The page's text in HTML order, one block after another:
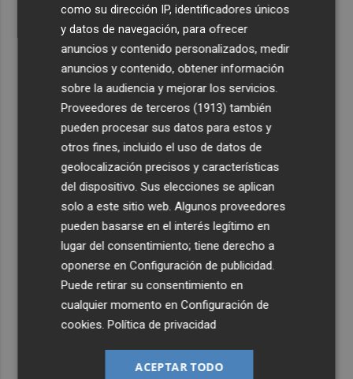
como su dirección IP, identificadores únicos
y datos de navegación, para ofrecer
anuncios y contenido personalizados, medir
anuncios y contenido, obtener información
sobre la audiencia y mejorar los servicios.
Proveedores de terceros (1913) también
pueden procesar sus datos para estos y
otros fines, incluido el uso de datos de
geolocalización precisos y características
del dispositivo. Sus elecciones se aplican
solo a este sitio web. Algunos proveedores
pueden basarse en el interés legítimo en
lugar del consentimiento; tiene derecho a
oponerse enConfiguración de publicidad
Puede retirar su consentimiento en
cualquier momento enConfiguración de
cookies .Política de privacidad
ACEPTAR TODO